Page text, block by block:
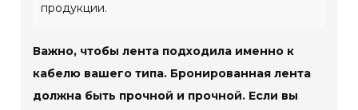
продукции.
Важно, чтобы лента подходила именно к
кабелю вашего типа. Бронированная лента
должна быть прочной и прочной. Если вы